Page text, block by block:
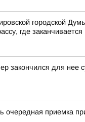
городской
где
закончился для нее
очередная приемка